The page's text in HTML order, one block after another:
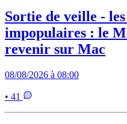
Sortie de veille -
impopulaires : le
revenir sur Mac
08/08/2026 à 08:00
• 41